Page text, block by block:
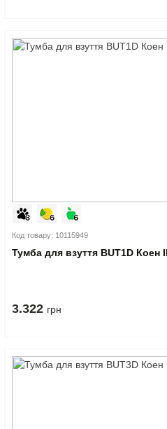
Код товару: 10115949
Тумба для взуття BUT1D
3.322 грн